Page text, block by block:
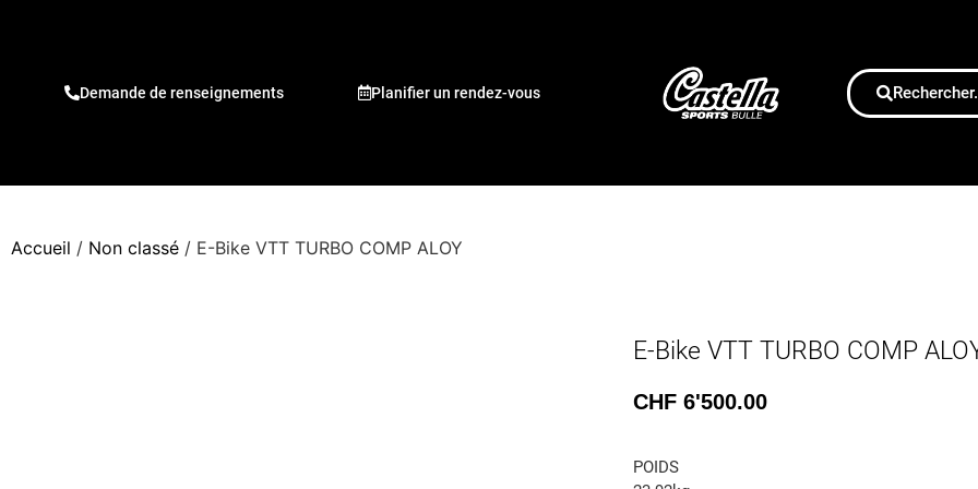
Demande de renseignements Planifier un rendez-vous
Accueil / Non classé / E-Bike VTT TURBO COMP ALOY
E-Bike VTT TURBO COMP
CHF 6'500.00
POIDS